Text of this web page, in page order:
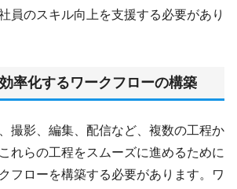
員のスキル向上を支援する必要があり
率化するワークフローの構築
撮影、編集、配信など、複数の工程か
れらの工程をスムーズに進めるために
フローを構築する必要があります。ワ